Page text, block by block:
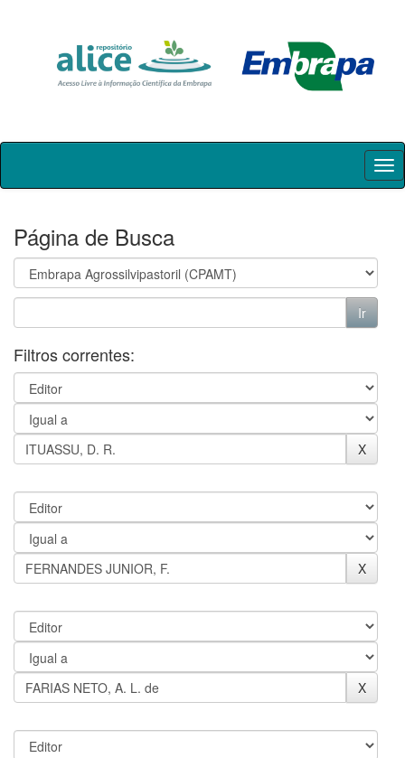
Skip
Página de Busca
Filtros correntes: